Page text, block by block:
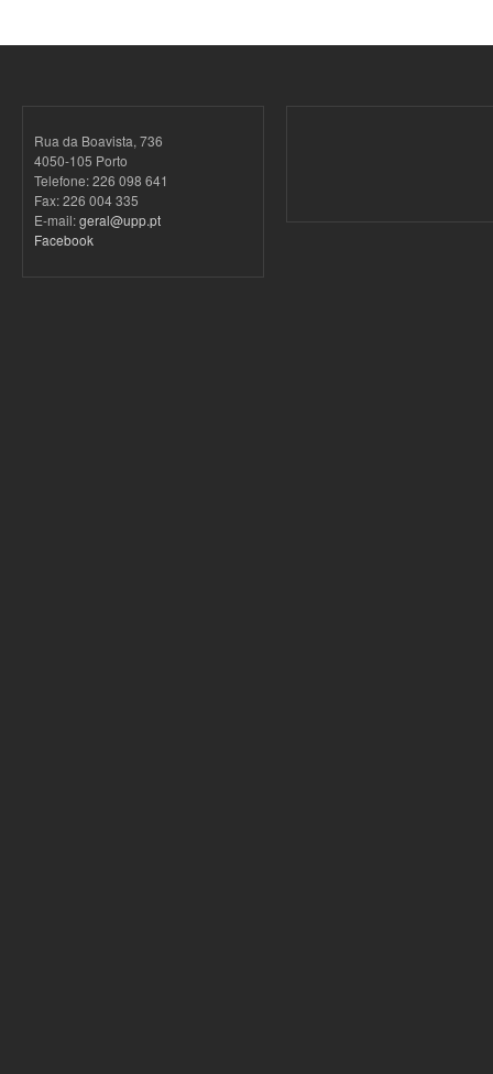
Rua da Boavista, 736
4050-105 Porto
Telefone: 226 098 641
Fax: 226 004 335
E-mail:geral@upp.pt
Facebook